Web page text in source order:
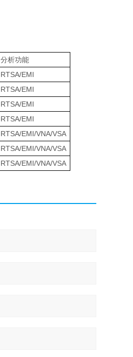
分析功能
RTSA/EMI
RTSA/EMI
RTSA/EMI
RTSA/EMI
RTSA/EMI/VNA/VSA
RTSA/EMI/VNA/VSA
RTSA/EMI/VNA/VSA